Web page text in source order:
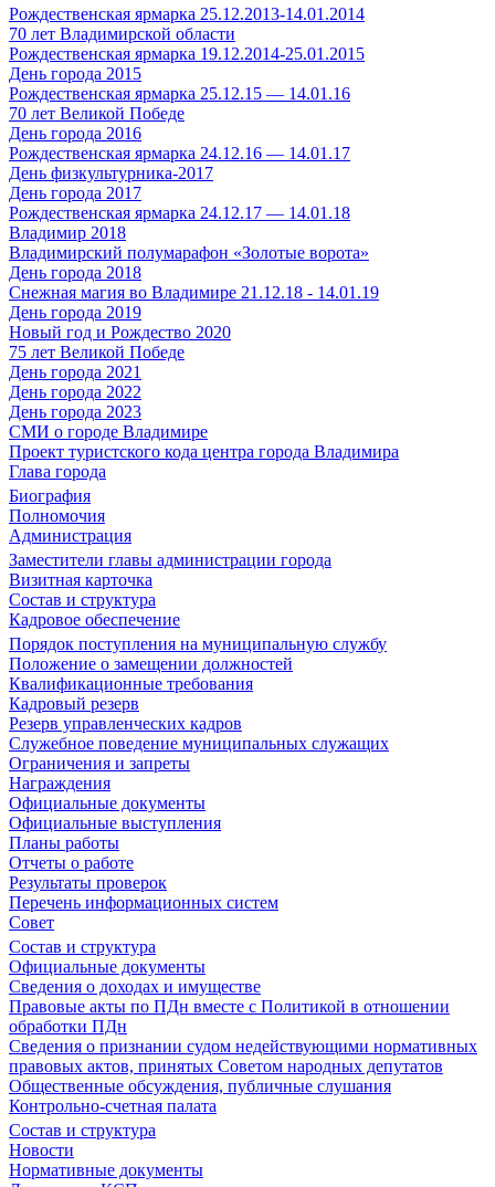
Рождественская ярмарка 25.12.2013-14.01.2014
70 лет Владимирской области
Рождественская ярмарка 19.12.2014-25.01.2015
День города 2015
Рождественская ярмарка 25.12.15 — 14.01.16
70 лет Великой Победе
День города 2016
Рождественская ярмарка 24.12.16 — 14.01.17
День физкультурника-2017
День города 2017
Рождественская ярмарка 24.12.17 — 14.01.18
Владимир 2018
Владимирский полумарафон «Золотые ворота»
День города 2018
Снежная магия во Владимире 21.12.18 - 14.01.19
День города 2019
Новый год и Рождество 2020
75 лет Великой Победе
День города 2021
День города 2022
День города 2023
СМИ о городе Владимире
Проект туристского кода центра города Владимира
Глава города
Биография
Полномочия
Администрация
Заместители главы администрации города
Визитная карточка
Состав и структура
Кадровое обеспечение
Порядок поступления на муниципальную службу
Положение о замещении должностей
Квалификационные требования
Кадровый резерв
Резерв управленческих кадров
Служебное поведение муниципальных служащих
Ограничения и запреты
Награждения
Официальные документы
Официальные выступления
Планы работы
Отчеты о работе
Результаты проверок
Перечень информационных систем
Совет
Состав и структура
Официальные документы
Сведения о доходах и имуществе
Правовые акты по ПДн вместе с Политикой в отношении
обработки ПДн
Сведения о признании судом недействующими нормативных
правовых актов, принятых Советом народных депутатов
Общественные обсуждения, публичные слушания
Контрольно-счетная палата
Состав и структура
Новости
Нормативные документы